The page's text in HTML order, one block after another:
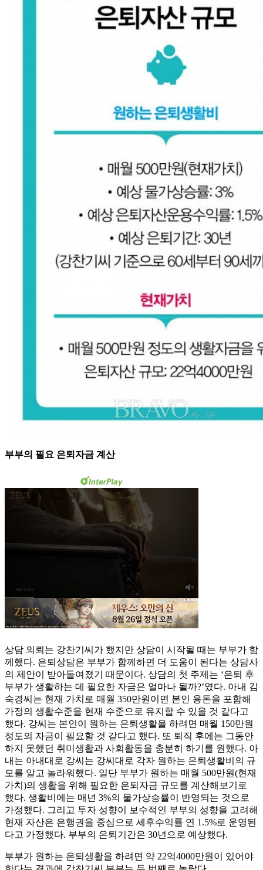
부부의 필요 은퇴자금 계산
상담 의뢰는 강찬기씨가 했지만 상담이 시작될 때는 부부가 함
께했다. 은퇴상담은 부부가 함께하면 더 도움이 된다는 상담사
의 제안이 받아들여졌기 때문이다. 상담의 첫 주제는 ‘은퇴 후
부부가 생활하는 데 필요한 자금은 얼마나 될까?’였다. 아내 김
숙경씨는 현재 가치로 매월 350만원이면 본인 용돈을 포함해
가정의 생활수준을 현재 수준으로 유지할 수 있을 것 같다고
했다. 강씨는 본인이 원하는 은퇴생활을 하려면 매월 150만원
정도의 자금이 필요할 것 같다고 했다. 또 퇴직 후에는 그동안
하지 못했던 취미생활과 사회활동을 충분히 하기를 원했다. 아
내는 아내대로 강씨는 강씨대로 각자 원하는 은퇴생활비의 규
모를 알고 놀라워했다. 일단 부부가 원하는 매월 500만원(현재
가치)의 생활을 위해 필요한 은퇴자금 규모를 계산해보기로
했다. 생활비에는 매년 3%의 물가상승률이 반영되는 것으로
가정했다. 그리고 투자 성향이 보수적인 부부의 성향을 고려해
현재 자산은 은행권을 중심으로 세후수익률 연 1.5%로 운영된
다고 가정했다. 부부의 은퇴기간은 30년으로 예상했다.
부부가 원하는 은퇴생활을 하려면 약 22억4000만원이 있어야